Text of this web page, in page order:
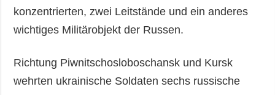
konzentrierten, zwei Leitstände und ein anderes
wichtiges Militärobjekt der Russen.
Richtung Piwnitschosloboschansk und Kursk
wehrten ukrainische Soldaten sechs russische